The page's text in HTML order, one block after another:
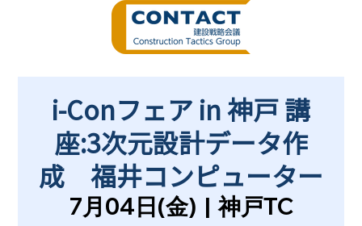
i-Conフェア in 神戸 講
座:3次元設計データ作
成 福井コンピューター
7月04日(金)
  |
神戸TC